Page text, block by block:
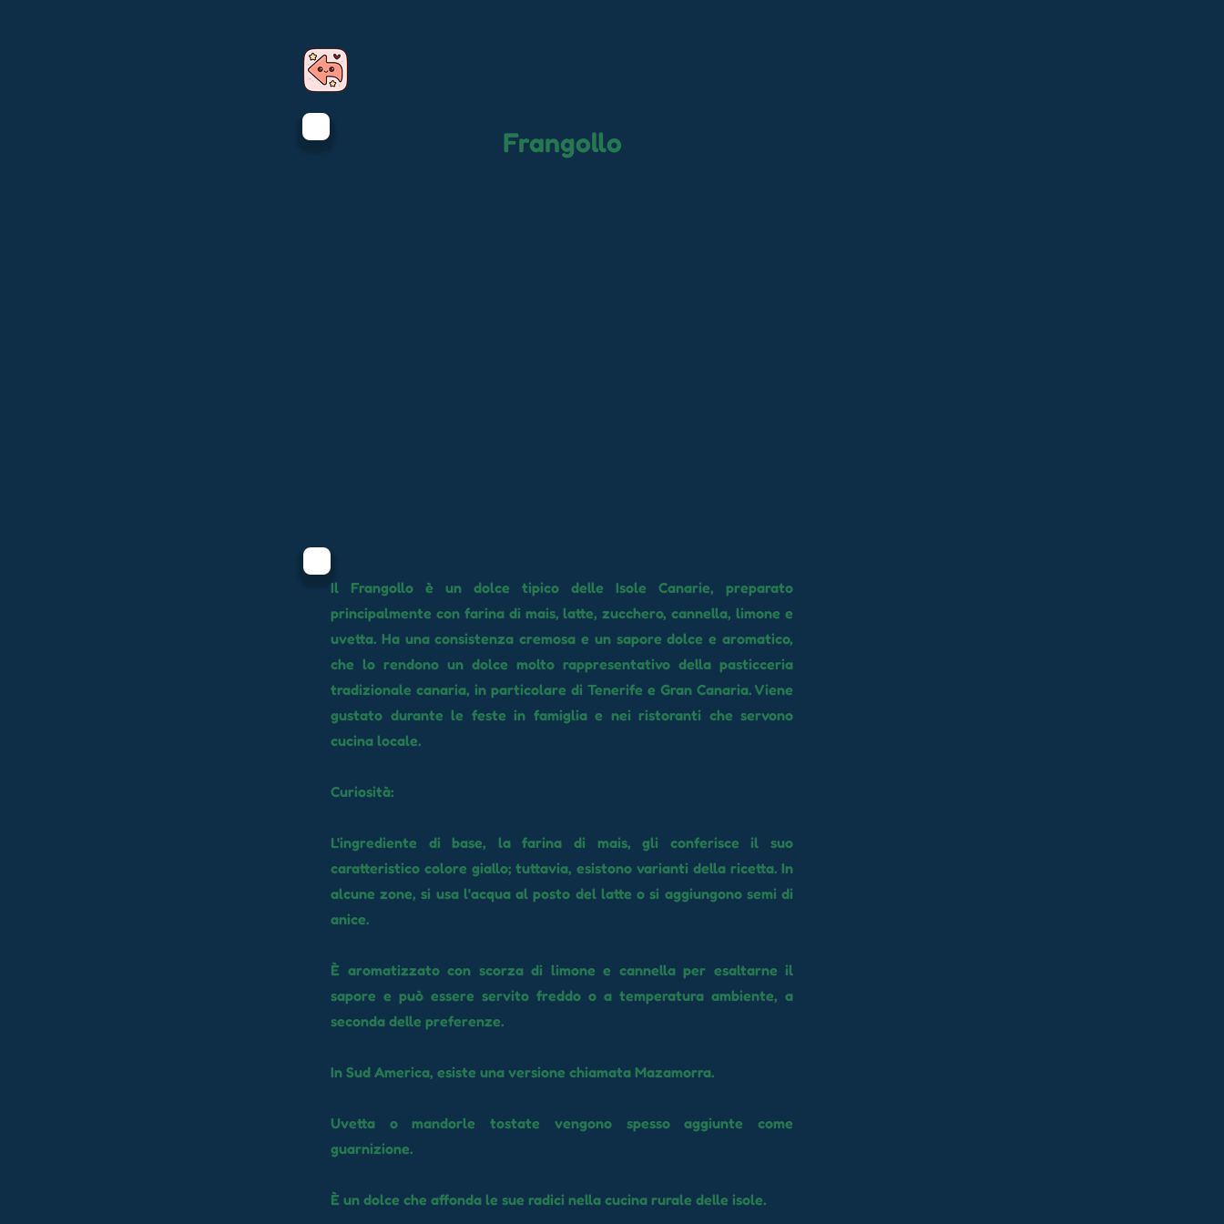
Frangollo
Il Frangollo è un dolce tipico delle Isole Canarie, preparato
principalmente con farina di mais, latte, zucchero, cannella, limone e
uvetta. Ha una consistenza cremosa e un sapore dolce e aromatico,
che lo rendono un dolce molto rappresentativo della pasticceria
tradizionale canaria, in particolare di Tenerife e Gran Canaria. Viene
gustato durante le feste in famiglia e nei ristoranti che servono
cucina locale.
Curiosità:
L'ingrediente di base, la farina di mais, gli conferisce il suo
caratteristico colore giallo; tuttavia, esistono varianti della ricetta. In
alcune zone, si usa l'acqua al posto del latte o si aggiungono semi di
anice.
È aromatizzato con scorza di limone e cannella per esaltarne il
sapore e può essere servito freddo o a temperatura ambiente, a
seconda delle preferenze.
In Sud America, esiste una versione chiamata Mazamorra.
Uvetta o mandorle tostate vengono spesso aggiunte come
guarnizione.
È un dolce che affonda le sue radici nella cucina rurale delle isole.